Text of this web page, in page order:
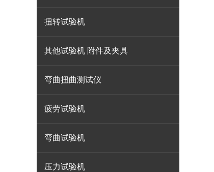
扭转试验机
其他试验机 附件及夹具
弯曲扭曲测试仪
疲劳试验机
弯曲试验机
压力试验机